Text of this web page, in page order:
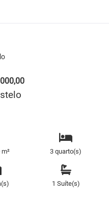
3 quarto(s)
1 Suíte(s)